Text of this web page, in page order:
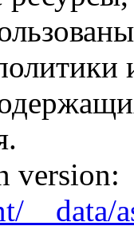
version:
__data/